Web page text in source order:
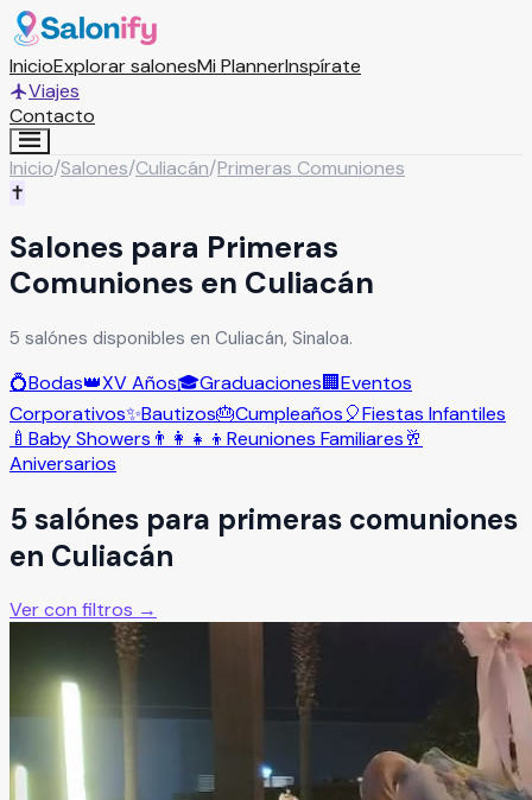
InicioExplorar salonesMi PlannerInspírate
Viajes
Contacto
Inicio/Salones/Culiacán/Primeras Comuniones
✝️
Salones para Primeras
Comuniones en Culiacán
5 salónes disponibles en Culiacán, Sinaloa.
💍Bodas👑XV Años🎓Graduaciones🏢Eventos
Corporativos✨Bautizos🎂Cumpleaños🎈Fiestas Infantiles
🍼 Baby Showers 👨‍👩‍👧‍👦 Reuniones Familiares🥂
Aniversarios
5salónes para primeras comuniones
en Culiacán
Ver con filtros →